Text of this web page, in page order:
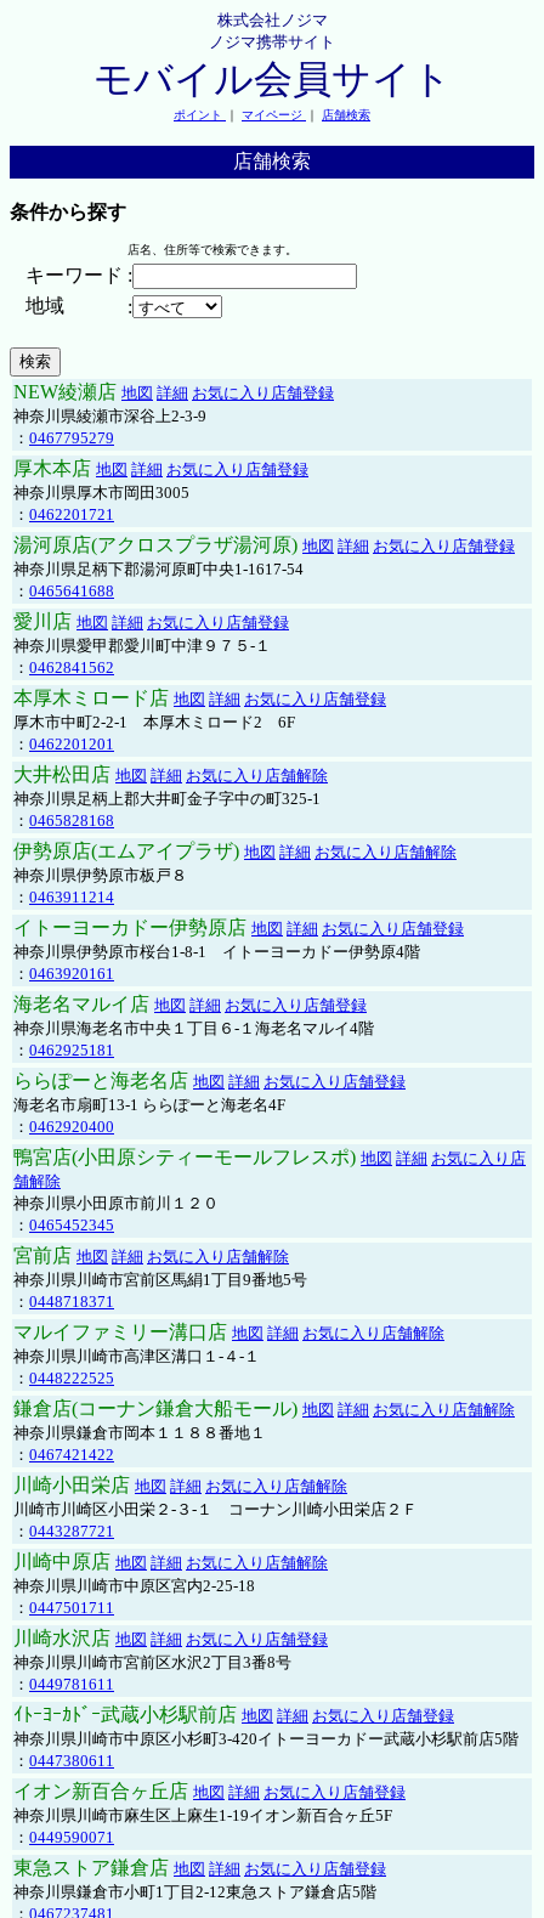
株式会社ノジマ
ノジマ携帯サイト
モバイル会員サイト
ポイント ｜ マイページ ｜ 店舗検索
店舗検索
条件から探す
店名、住所等で検索できます。
キーワード :
地域
:
NEW綾瀬店 地図 詳細 お気に入り店舗登録
神奈川県綾瀬市深谷上2-3-9
： 0467795279
厚木本店 地図 詳細 お気に入り店舗登録
神奈川県厚木市岡田3005
： 0462201721
湯河原店(アクロスプラザ湯河原) 地図 詳細 お気に入り店舗登録
神奈川県足柄下郡湯河原町中央1-1617-54
： 0465641688
愛川店 地図 詳細 お気に入り店舗登録
神奈川県愛甲郡愛川町中津９７５-１
： 0462841562
本厚木ミロード店 地図 詳細 お気に入り店舗登録
厚木市中町2-2-1 本厚木ミロード2 6F
： 0462201201
大井松田店 地図 詳細 お気に入り店舗解除
神奈川県足柄上郡大井町金子字中の町325-1
： 0465828168
伊勢原店(エムアイプラザ) 地図 詳細 お気に入り店舗解除
神奈川県伊勢原市板戸８
： 0463911214
イトーヨーカドー伊勢原店 地図 詳細 お気に入り店舗登録
神奈川県伊勢原市桜台1-8-1 イトーヨーカドー伊勢原4階
： 0463920161
海老名マルイ店 地図 詳細 お気に入り店舗登録
神奈川県海老名市中央１丁目６-１海老名マルイ4階
： 0462925181
ららぽーと海老名店 地図 詳細 お気に入り店舗登録
海老名市扇町13-1 ららぽーと海老名4F
： 0462920400
鴨宮店(小田原シティーモールフレスポ) 地図 詳細 お気に入り店
舗解除
神奈川県小田原市前川１２０
： 0465452345
宮前店 地図 詳細 お気に入り店舗解除
神奈川県川崎市宮前区馬絹1丁目9番地5号
： 0448718371
マルイファミリー溝口店 地図 詳細 お気に入り店舗解除
神奈川県川崎市高津区溝口１-４-１
： 0448222525
鎌倉店(コーナン鎌倉大船モール) 地図 詳細 お気に入り店舗解除
神奈川県鎌倉市岡本１１８８番地１
： 0467421422
川崎小田栄店 地図 詳細 お気に入り店舗解除
川崎市川崎区小田栄２‐３‐１ コーナン川崎小田栄店２Ｆ
： 0443287721
川崎中原店 地図 詳細 お気に入り店舗解除
神奈川県川崎市中原区宮内2-25-18
： 0447501711
川崎水沢店 地図 詳細 お気に入り店舗登録
神奈川県川崎市宮前区水沢2丁目3番8号
： 0449781611
ｲﾄｰﾖｰｶﾄﾞｰ武蔵小杉駅前店 地図 詳細 お気に入り店舗登録
神奈川県川崎市中原区小杉町3-420イトーヨーカドー武蔵小杉駅前店5階
： 0447380611
イオン新百合ヶ丘店 地図 詳細 お気に入り店舗登録
神奈川県川崎市麻生区上麻生1-19イオン新百合ヶ丘5F
： 0449590071
東急ストア鎌倉店 地図 詳細 お気に入り店舗登録
神奈川県鎌倉市小町1丁目2-12東急ストア鎌倉店5階
： 0467237481